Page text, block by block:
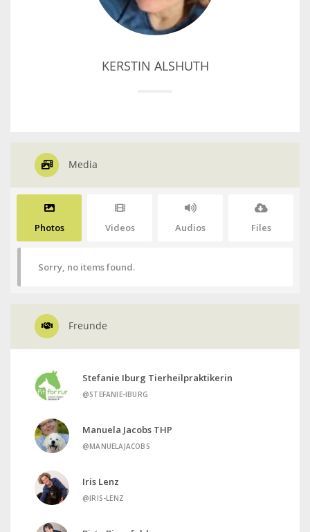
KERSTIN ALSHUTH
Media
Photos Videos Audios Files
Sorry, no items found.
Freunde
Stefanie Iburg Tierheilpraktikerin
@STEFANIE-IBURG
Manuela Jacobs THP
@MANUELAJACOBS
Iris Lenz
@IRIS-LENZ